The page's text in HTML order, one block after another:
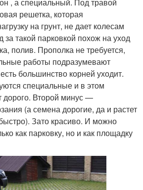
, а специальный. Под травой
решетка, которая
на грунт, не дает колесам
за такой парковкой похож на уход
полив. Прополка не требуется,
работы подразумевают
большинство корней уходит.
специальные и в этом
дорого. Второй минус —
(а семена дорогие, да и растет
Зато красиво. И можно
как парковку, но и как площадку